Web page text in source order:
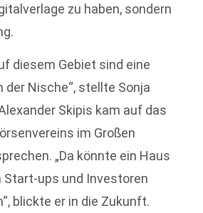
zu haben, sondern
diesem Gebiet sind eine
der Nische“, stellte Sonja
Skipis kam auf das
im Großen
„Da könnte ein Haus
Start-ups und Investoren
blickte er in die Zukunft.